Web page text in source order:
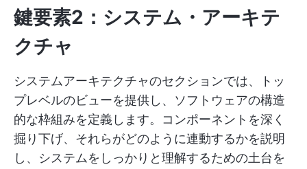
鍵要素2：システム・アーキテ
クチャ
システムアーキテクチャのセクションでは、トッ
プレベルのビューを提供し、ソフトウェアの構造
的な枠組みを定義します。コンポーネントを深く
掘り下げ、それらがどのように連動するかを説明
し、システムをしっかりと理解するための土台を